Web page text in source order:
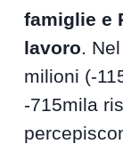
famiglie e
lavoro.
milioni (-
-715mila